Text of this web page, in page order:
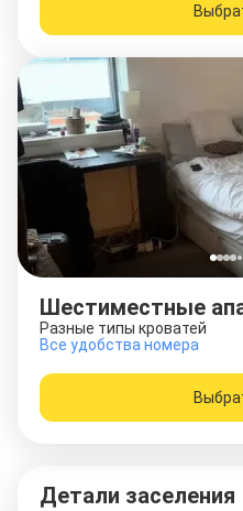
Шестиместные
Разные типы кроватей
Все удобства номера
Детали заселения